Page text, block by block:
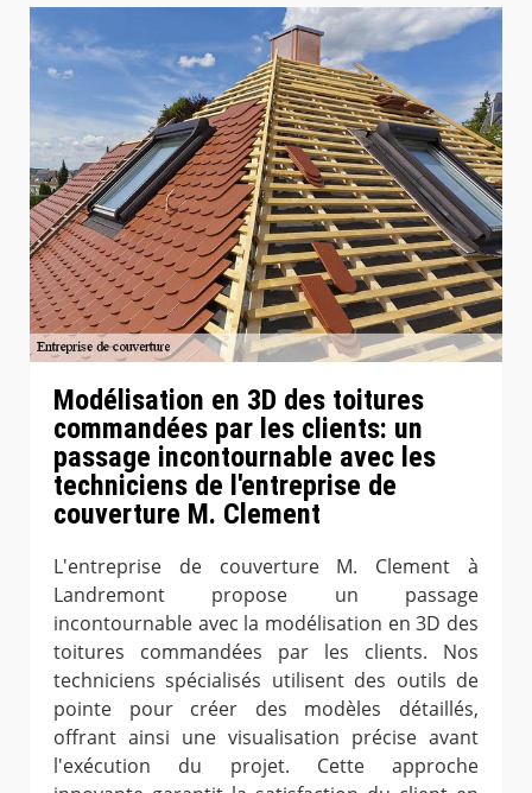
Modélisation en 3D des toitures
commandées par les clients: un
passage incontournable avec les
techniciens de l'entreprise de
couverture M. Clement
L'entreprise de couverture M. Clement à
Landremont propose un passage
incontournable avec la modélisation en 3D des
toitures commandées par les clients. Nos
techniciens spécialisés utilisent des outils de
pointe pour créer des modèles détaillés,
offrant ainsi une visualisation précise avant
l'exécution du projet. Cette approche